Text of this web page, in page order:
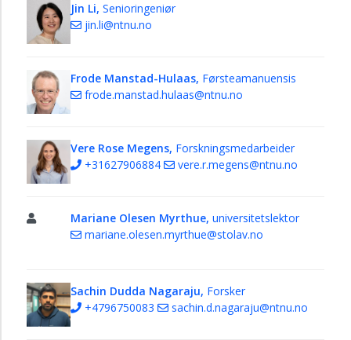
Jin Li, Senioringeniør
jin.li@ntnu.no
Frode Manstad-Hulaas, Førsteamanuensis
frode.manstad.hulaas@ntnu.no
Vere Rose Megens, Forskningsmedarbeider
+31627906884
vere.r.megens@ntnu.no
Mariane Olesen Myrthue, universitetslektor
mariane.olesen.myrthue@stolav.no
Sachin Dudda Nagaraju, Forsker
+4796750083
sachin.d.nagaraju@ntnu.no